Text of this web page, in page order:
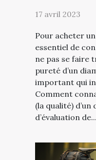
17 avril 2023
Pour acheter
essentiel de
ne pas se faire
pureté d’un
important qui
Comment
(la qualité)
d’évaluation de...